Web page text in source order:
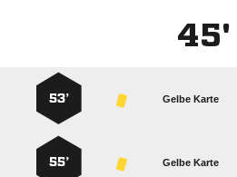
45'
Gelbe Karte
53’
Gelbe Karte
55’